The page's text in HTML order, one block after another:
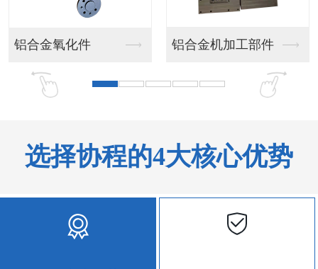
汽车模型手板 客车手板模型
选择协程的4大核心优势